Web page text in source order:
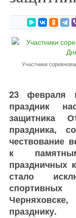
Участники
23 февраля
праздник
защитника
праздника,
чествование
к
праздничных
стало
празднику.